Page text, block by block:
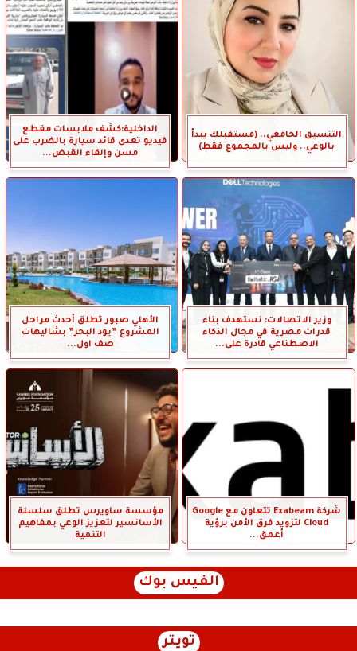
التنسيق الجامعي.. (مستقبلك يبدأ
بالوعي.. وليس بالمجموع فقط)
الداخلية:كشف ملابسات مقطع
فيديو تعدى قائد سيارة بالضرب على
مسن وإلقاء القبض...
وزير الاتصالات: نستهدف بناء
قدرات مصرية في مجال الذكاء
الاصطناعي قادرة على...
الأهلي صبور تطلق أحدث مراحل
المشروع ”يود البحر” بشاليهات
صف اول...
شركة Exabeam تتعاون مع Google
Cloud لتزويد فرق الأمن برؤية
أعمق...
مؤسسة ساويرس تطلق سلسلة
الأسانسير لتعزيز الوعي بمفاهيم
التنمية
الفيس بوك
تويتر